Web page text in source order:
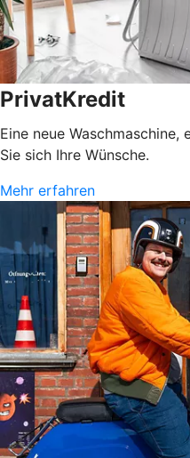
PrivatKredit
Eine neue
Sie sich Ihre Wünsche.
Mehr erfahren